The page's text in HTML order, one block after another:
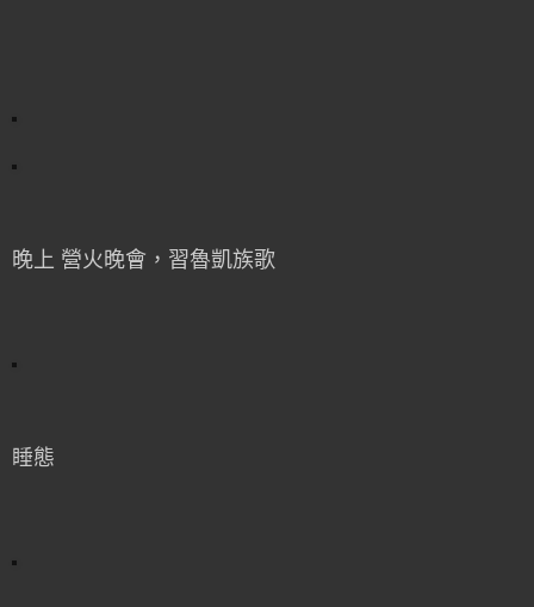
晚上 營火晚會，習魯凱族歌
睡態